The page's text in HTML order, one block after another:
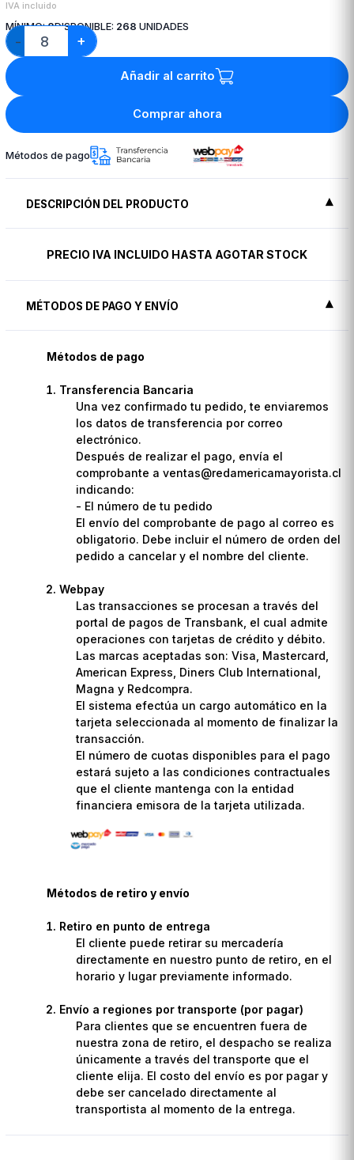
IVA incluido
MÍNIMO:8DISPONIBLE: 268 UNIDADES
− +
Añadir al carrito
Comprar ahora
Métodos de pago
DESCRIPCIÓN DEL PRODUCTO
PRECIO IVA INCLUIDO HASTA AGOTAR STOCK
MÉTODOS DE PAGO Y ENVÍO
Métodos de pago
Transferencia Bancaria
Una vez confirmado tu pedido, te enviaremos
los datos de transferencia por correo
electrónico.
Después de realizar el pago, envía el
comprobante a ventas@redamericamayorista.cl
indicando:
- El número de tu pedido
El envío del comprobante de pago al correo es
obligatorio. Debe incluir el número de orden del
pedido a cancelar y el nombre del cliente.
Webpay
Las transacciones se procesan a través del
portal de pagos de Transbank, el cual admite
operaciones con tarjetas de crédito y débito.
Las marcas aceptadas son: Visa, Mastercard,
American Express, Diners Club International,
Magna y Redcompra.
El sistema efectúa un cargo automático en la
tarjeta seleccionada al momento de finalizar la
transacción.
El número de cuotas disponibles para el pago
estará sujeto a las condiciones contractuales
que el cliente mantenga con la entidad
financiera emisora de la tarjeta utilizada.
Métodos de retiro y envío
Retiro en punto de entrega
El cliente puede retirar su mercadería
directamente en nuestro punto de retiro, en el
horario y lugar previamente informado.
Envío a regiones por transporte (por pagar)
Para clientes que se encuentren fuera de
nuestra zona de retiro, el despacho se realiza
únicamente a través del transporte que el
cliente elija. El costo del envío es por pagar y
debe ser cancelado directamente al
transportista al momento de la entrega.